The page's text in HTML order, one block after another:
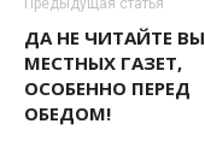
Предыдущая статья
ДА НЕ ЧИТАЙТЕ ВЫ
МЕСТНЫХ ГАЗЕТ,
ОСОБЕННО ПЕРЕД
ОБЕДОМ!